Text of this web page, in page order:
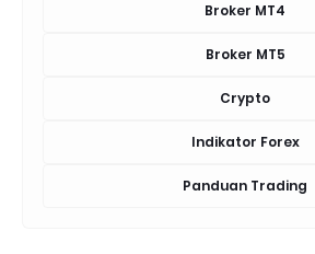
Broker MT4
Broker MT5
Crypto
Indikator Forex
Panduan Trading